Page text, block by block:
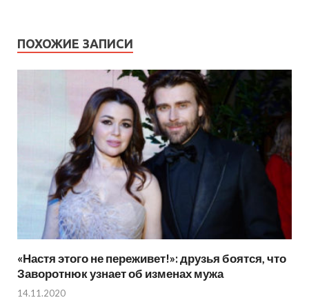
ПОХОЖИЕ ЗАПИСИ
«Настя этого не переживет!»: друзья боятся, что
Заворотнюк узнает об изменах мужа
14.11.2020